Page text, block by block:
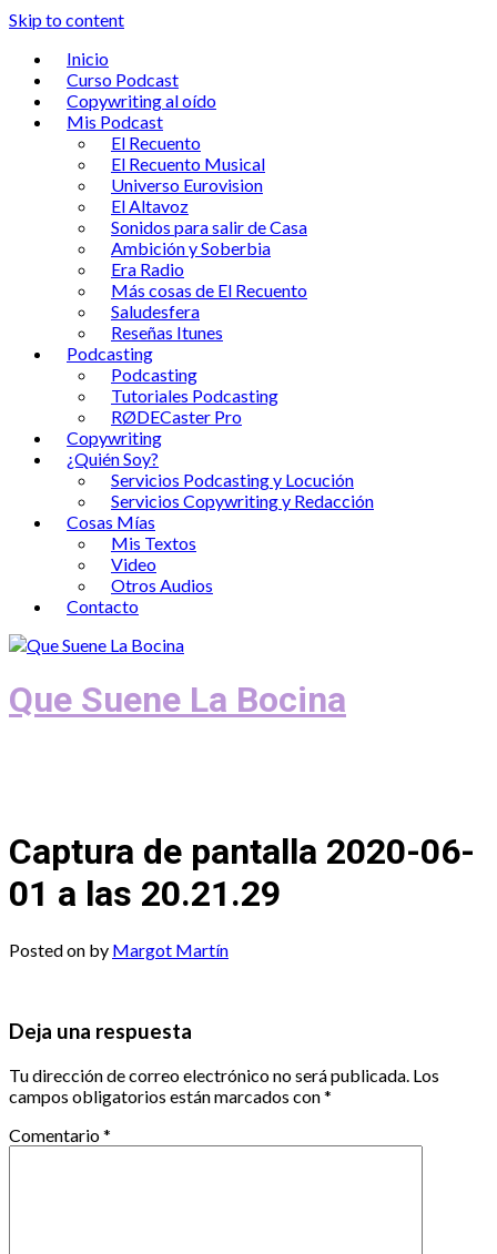
Skip to content
Inicio
Curso Podcast
Copywriting al oído
Mis Podcast
El Recuento
El Recuento Musical
Universo Eurovision
El Altavoz
Sonidos para salir de Casa
Ambición y Soberbia
Era Radio
Más cosas de El Recuento
Saludesfera
Reseñas Itunes
Podcasting
Podcasting
Tutoriales Podcasting
RØDECaster Pro
Copywriting
¿Quién Soy?
Servicios Podcasting y Locución
Servicios Copywriting y Redacción
Cosas Mías
Mis Textos
Video
Otros Audios
Contacto
Que Suene La Bocina
Captura de pantalla 2020-06-
01 a las 20.21.29
Posted on by Margot Martín
Deja una respuesta
Tu dirección de correo electrónico no será publicada. Los
campos obligatorios están marcados con*
Comentario*